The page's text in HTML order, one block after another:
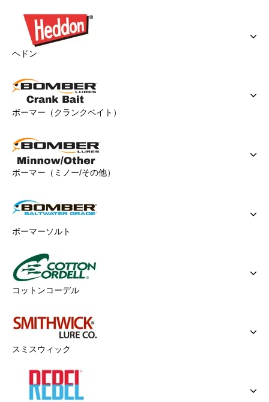
ヘドン
ボーマー（クランクベイト）
ボーマー（ミノー/その他）
ボーマーソルト
コットンコーデル
スミスウィック